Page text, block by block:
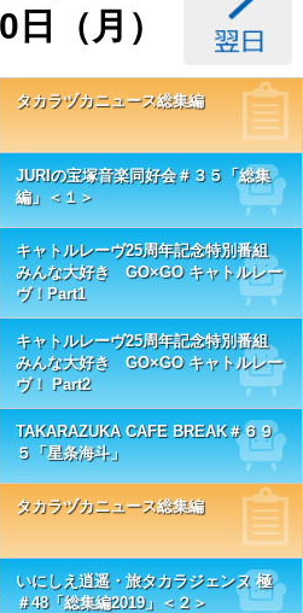
日（月）
タカラヅカニュース総集編
JURIの宝塚音楽同好会＃３５「総集
編」＜１＞
キャトルレーヴ25周年記念特別番組
みんな大好き GO×GO キャトルレー
ヴ！Part1
キャトルレーヴ25周年記念特別番組
みんな大好き GO×GO キャトルレー
ヴ！ Part2
TAKARAZUKA CAFE BREAK＃６９
５「星条海斗」
タカラヅカニュース総集編
いにしえ逍遥・旅タカラジェンヌ 極
＃48「総集編2019」＜２＞